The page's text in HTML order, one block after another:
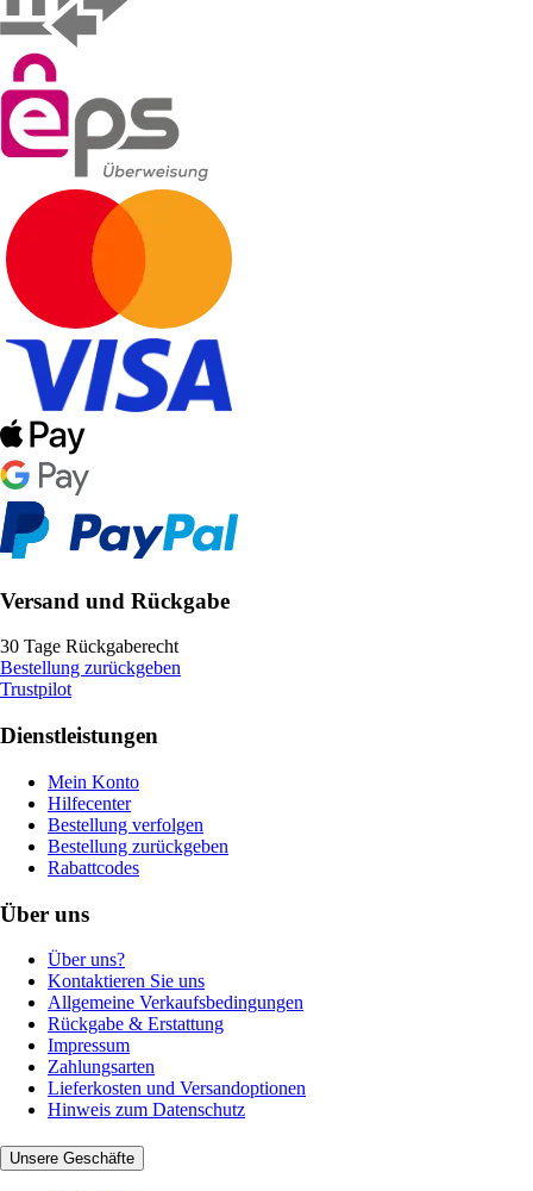
Versand und Rückgabe
30 Tage Rückgaberecht
Bestellung zurückgeben
Trustpilot
Dienstleistungen
Mein Konto
Hilfecenter
Bestellung verfolgen
Bestellung zurückgeben
Rabattcodes
Über uns
Über uns?
Kontaktieren Sie uns
Allgemeine Verkaufsbedingungen
Rückgabe & Erstattung
Impressum
Zahlungsarten
Lieferkosten und Versandoptionen
Hinweis zum Datenschutz
Unsere Geschäfte